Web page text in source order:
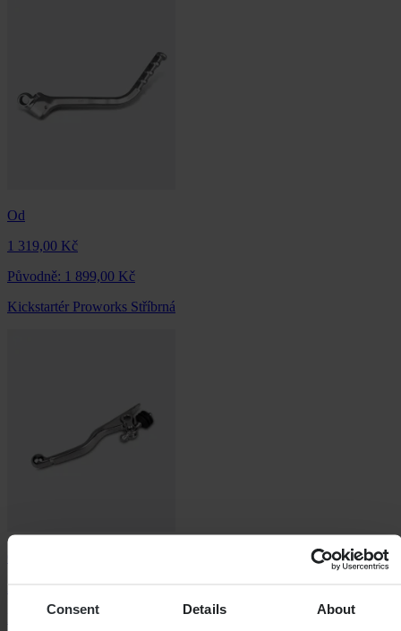
Consent Details About
Od
1 319,00 Kč
Původně: 1 899,00 Kč
Kickstartér Proworks Stříbrná
Původně: 579,00 Kč